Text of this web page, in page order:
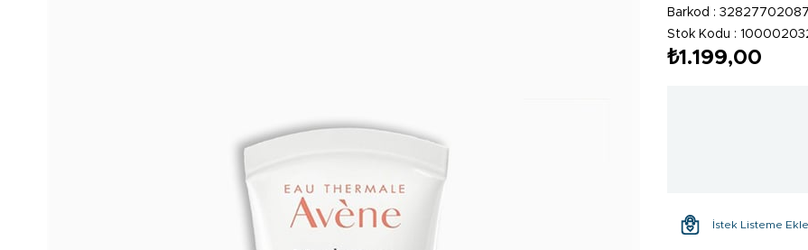
Barkod :
Stok Kodu
₺1.199,00
İstek Listeme Ekle